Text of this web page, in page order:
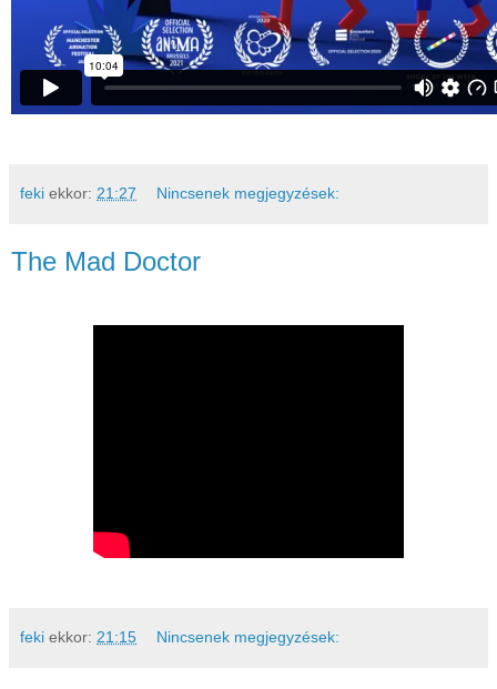
feki ekkor: 21:27 Nincsenek megjegyzések:
The Mad Doctor
feki ekkor: 21:15 Nincsenek megjegyzések: